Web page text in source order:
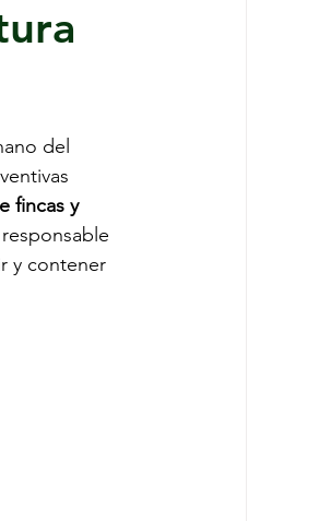
del
fincas y
y contener